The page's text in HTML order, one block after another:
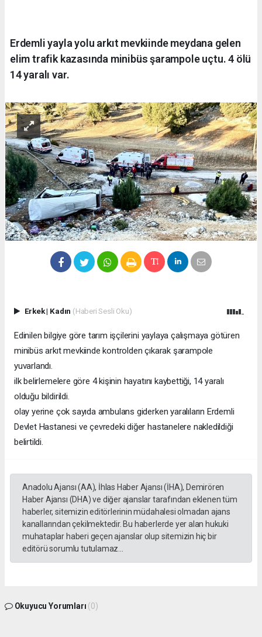
Erdemli yayla yolu arkıt mevkiinde meydana gelen
elim trafik kazasında minibüs şarampole uçtu. 4 ölü
14 yaralı var.
Erkek| Kadın (Haberi Sesli Oku)
Edinilen bilgiye göre tarım işçilerini yaylaya çalışmaya götüren
minibüs arkıt mevkiinde kontrolden çıkarak şarampole
yuvarlandı.
ilk belirlemelere göre 4 kişinin hayatını kaybettiği, 14 yaralı
olduğu bildirildi.
olay yerine çok sayıda ambulans giderken yaralıların Erdemli
Devlet Hastanesi ve çevredeki diğer hastanelere nakledildiği
belirtildi.
Anadolu Ajansı (AA), İhlas Haber Ajansı (İHA), Demirören
Haber Ajansı (DHA) ve diğer ajanslar tarafından eklenen tüm
haberler, sitemizin editörlerinin müdahalesi olmadan ajans
kanallarından çekilmektedir. Bu haberlerde yer alan hukuki
muhataplar haberi geçen ajanslar olup sitemizin hiç bir
editörü sorumlu tutulamaz...
Okuyucu Yorumları (0)